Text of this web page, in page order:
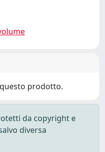
prodotto.
da copyright e
diversa